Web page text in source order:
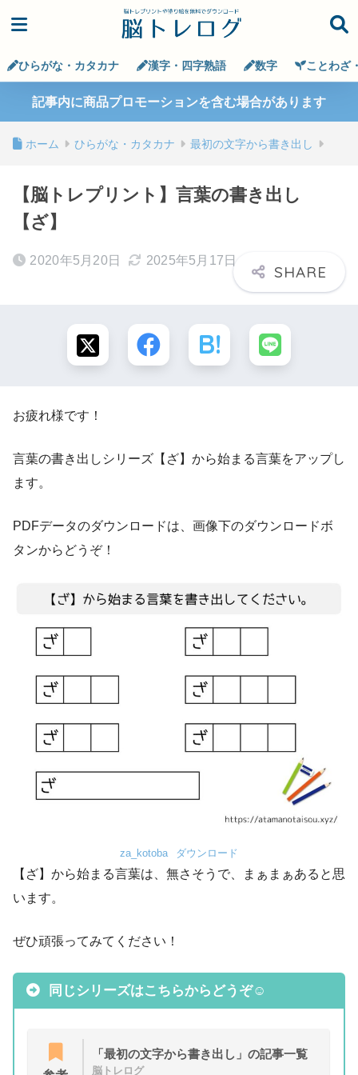
ひらがな・カタカナ 漢字・四字熟語 数字 ことわざ
記事内に商品プロモーションを含む場合があります
ホーム ひらがな・カタカナ 最初の文字から書き出し
【脳トレプリント】言葉の書き出し
【ざ】
2020年5月20日 2025年5月17日
お疲れ様です！
言葉の書き出しシリーズ【ざ】から始まる言葉をアップし
ます。
PDFデータのダウンロードは、画像下のダウンロードボ
タンからどうぞ！
za_kotoba ダウンロード
【ざ】から始まる言葉は、無さそうで、まぁまぁあると思
います。
ぜひ頑張ってみてください！
同じシリーズはこちらからどうぞ☺
「最初の文字から書き出し」の記事一覧
脳トレログ